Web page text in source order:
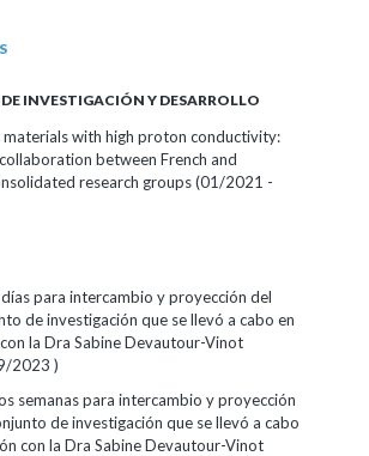
INVESTIGACIÓN Y DESARROLLO
with high proton conductivity:
between French and
research groups (01/2021 -
para intercambio y proyección del
de investigación que se llevó a cabo en
la Dra Sabine Devautour-Vinot
2023 )
semanas para intercambio y proyección
de investigación que se llevó a cabo
con la Dra Sabine Devautour-Vinot